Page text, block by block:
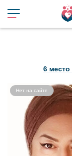
Нет на сайте
6 место